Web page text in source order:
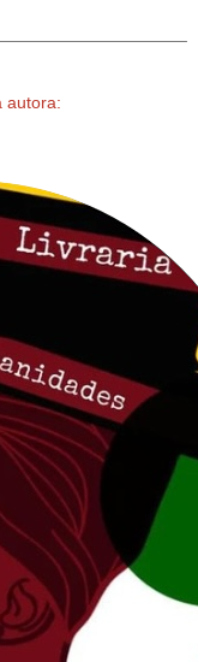
autora: